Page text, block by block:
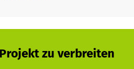
zu verbreiten